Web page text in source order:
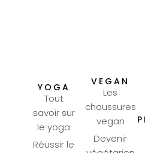
YOGA
Tout
savoir sur
le yoga
Réussir le
VEGAN
Les
chaussures
vegan
Devenir